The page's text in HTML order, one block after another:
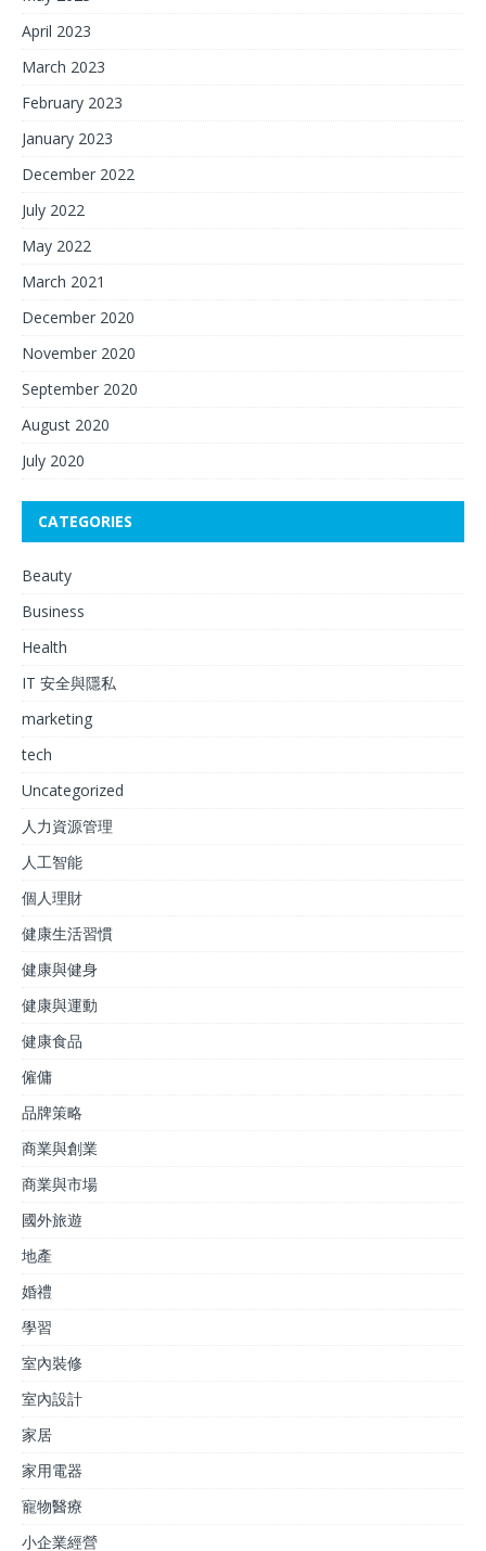
April 2023
March 2023
February 2023
January 2023
December 2022
July 2022
May 2022
March 2021
December 2020
November 2020
September 2020
August 2020
July 2020
CATEGORIES
Beauty
Business
Health
IT 安全與隱私
marketing
tech
Uncategorized
人力資源管理
人工智能
個人理財
健康生活習慣
健康與健身
健康與運動
健康食品
僱傭
品牌策略
商業與創業
商業與市場
國外旅遊
地產
婚禮
學習
室內裝修
室內設計
家居
家用電器
寵物醫療
小企業經營